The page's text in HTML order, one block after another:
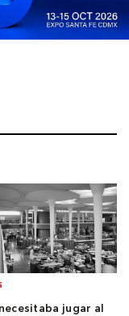
jugar al